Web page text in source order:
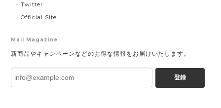
Twitter
Official Site
Mail Magazine
新商品やキャンペーンなどのお得な情報をお届けいたします。
登録